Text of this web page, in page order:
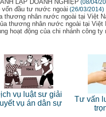
LẬP DOANH NGHIỆP (08/04/
đầu tư nước ngoài (26/03/2014)
thương nhân nước ngoài tại Việt
thương nhân nước ngoài tại Việt
hoạt động của chi nhánh công
Tư vấn luật đất đai
trọn gói
Dịch